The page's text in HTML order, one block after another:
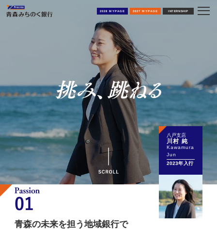
2028 MYPAGE 2027 MYPAGE INTERNSHIP
八戸支店
川村 純
Kawamura
Jun
2023年入行
青森の未来を担う地域銀行で